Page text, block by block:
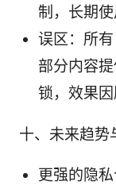
制，长期使
误区：所有
部分内容
锁，效果因
十、未来趋势
更强的隐